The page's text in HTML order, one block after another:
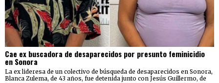
Cae ex buscadora de desaparecidos por presunto feminicidio
en Sonora
La ex lideresa de un colectivo de búsqueda de desaparecidos en Sonora,
Blanca Zulema, de 43 años, fue detenida junto con Jesús Guillermo, de